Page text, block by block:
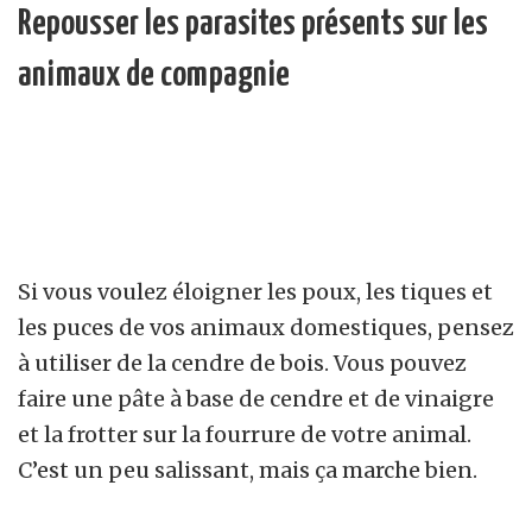
Repousser les parasites présents sur les
animaux de compagnie
Si vous voulez éloigner les poux, les tiques et
les puces de vos animaux domestiques, pensez
à utiliser de la cendre de bois. Vous pouvez
faire une pâte à base de cendre et de vinaigre
et la frotter sur la fourrure de votre animal.
C’est un peu salissant, mais ça marche bien.